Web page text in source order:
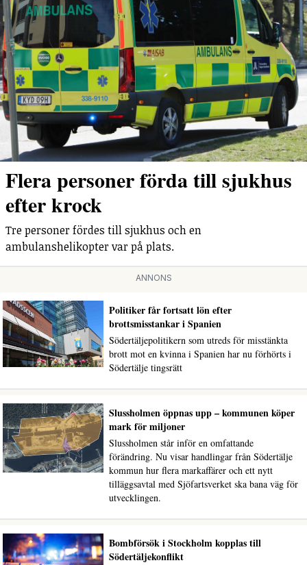
Flera personer förda till sjukhus
efter krock
Tre personer fördes till sjukhus och en
ambulanshelikopter var på plats.
ANNONS
Politiker får fortsatt lön efter
brottsmisstankar i Spanien
Södertäljepolitikern som utreds för misstänkta
brott mot en kvinna i Spanien har nu förhörts i
Södertälje tingsrätt
Slussholmen öppnas upp – kommunen köper
mark för miljoner
Slussholmen står inför en omfattande
förändring. Nu visar handlingar från Södertälje
kommun hur flera markaffärer och ett nytt
tilläggsavtal med Sjöfartsverket ska bana väg för
utvecklingen.
Bombförsök i Stockholm kopplas till
Södertäljekonflikt